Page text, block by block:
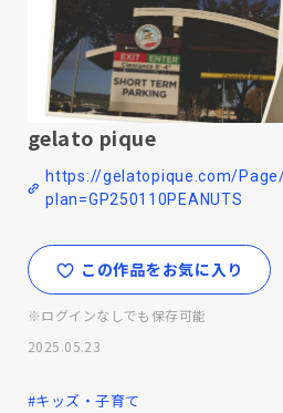
gelato pique
https://gelatopique.com/
plan=GP250110PEANUTS
この作品をお気に入り
※ログインなしでも保存可能
2025.05.23
#キッズ・子育て